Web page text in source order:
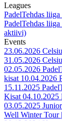
Leagues
PadelTehdas
PadelTehdas
aktiivi)
Events
23.06.2026
31.05.2026
02.05.2026
kisat 10.04.2026
15.11.2025
Kisat 04.10.2025
03.05.2025
Well Winter Tour